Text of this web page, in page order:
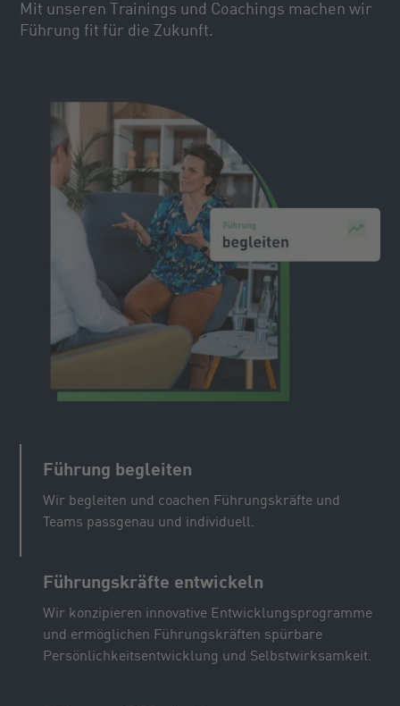
Mit unseren Trainings und Coachings machen wir
Führung fit für die Zukunft.
Führung begleiten
Wir begleiten und coachen Führungskräfte und
Teams passgenau und individuell.
Führungskräfte entwickeln
Wir konzipieren innovative Entwicklungsprogramme
und ermöglichen Führungskräften spürbare
Persönlichkeitsentwicklung und Selbstwirksamkeit.